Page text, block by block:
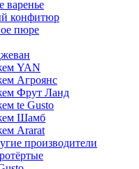
варенье
конфитюр
пюре
YAN
Агроянс
Фрут Ланд
te Gusto
Шамб
Ararat
производители